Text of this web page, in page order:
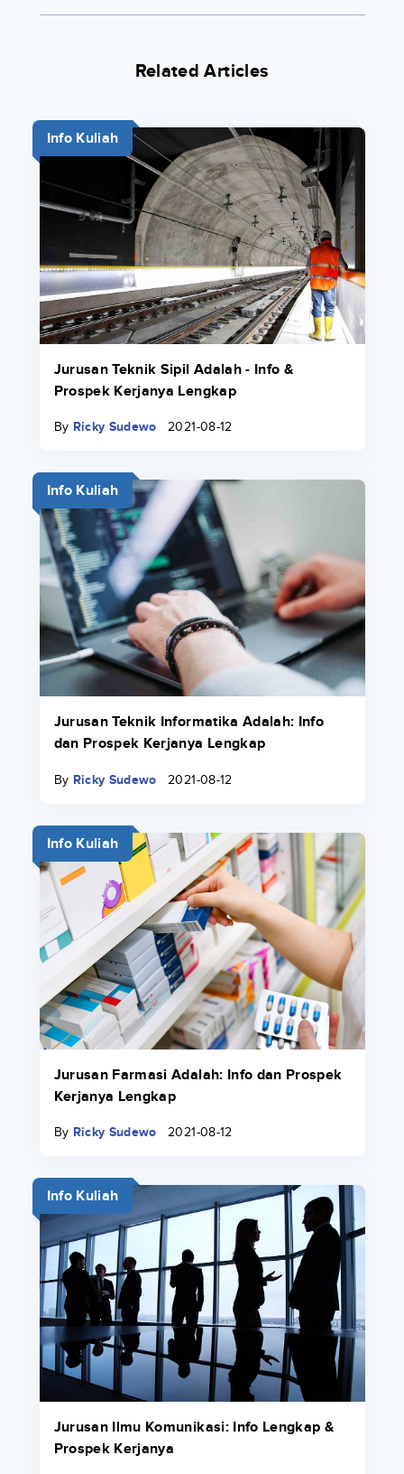
Related Articles
Info Kuliah
Jurusan Teknik Sipil Adalah - Info &
Prospek Kerjanya Lengkap
By Ricky Sudewo 2021-08-12
Info Kuliah
Jurusan Teknik Informatika Adalah: Info
dan Prospek Kerjanya Lengkap
By Ricky Sudewo 2021-08-12
Info Kuliah
Jurusan Farmasi Adalah: Info dan Prospek
Kerjanya Lengkap
By Ricky Sudewo 2021-08-12
Info Kuliah
Jurusan Ilmu Komunikasi: Info Lengkap &
Prospek Kerjanya